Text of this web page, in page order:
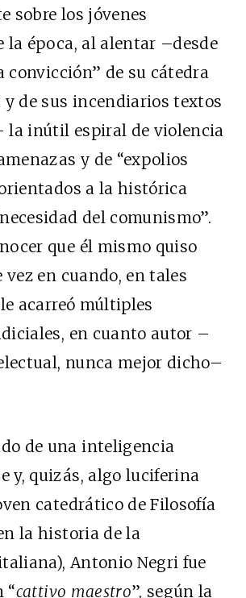
sobre los jóvenes
época, al alentar –desde
convicción” de su cátedra
de sus incendiarios textos
la inútil espiral de violencia
y de “expolios
a la histórica
del comunismo”.
que él mismo quiso
en cuando, en tales
acarreó múltiples
en cuanto autor –
nunca mejor dicho–
de una inteligencia
y, quizás, algo luciferina
catedrático de Filosofía
la historia de la
Antonio Negri fue
“cattivo maestro”, según la